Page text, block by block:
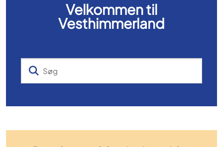
Velkommen til
Vesthimmerland